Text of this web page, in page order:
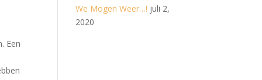
Een
We Mogen Weer…! juli 2,
2020